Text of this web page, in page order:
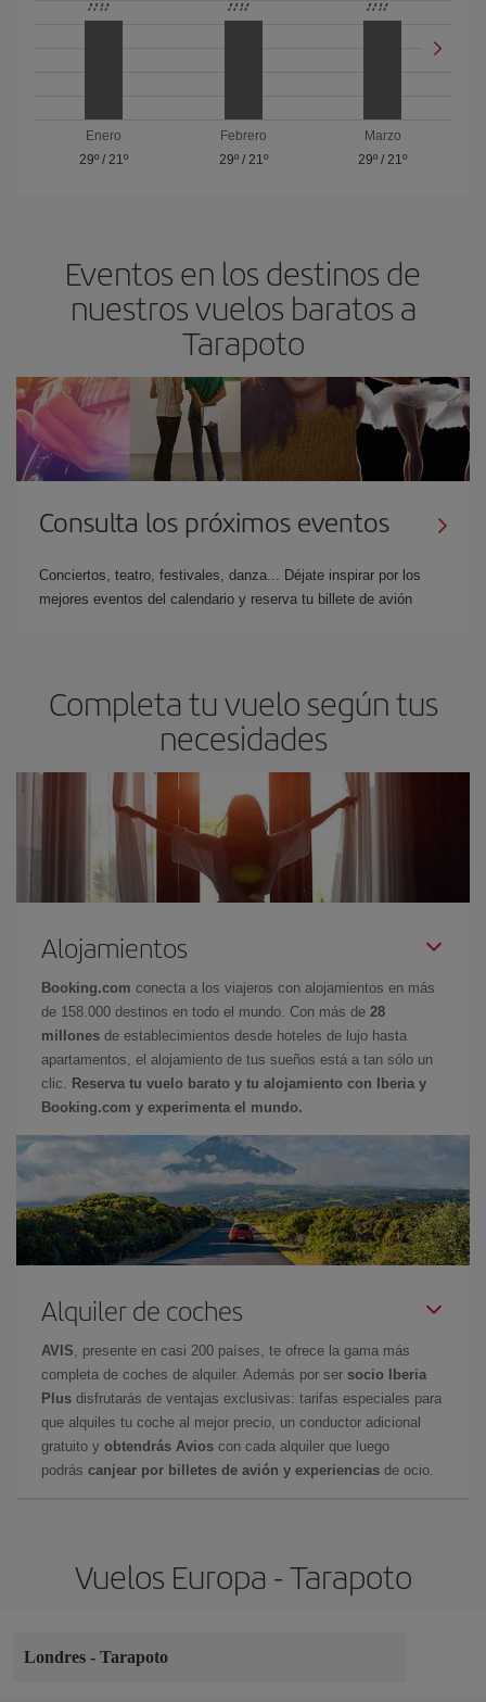
Enero
29º/ 21º
Febrero
29º/ 21º
Marzo
29º / 21º
Eventos en los destinos de
nuestros vuelos baratos a
Tarapoto
Consulta los próximos eventos
Conciertos, teatro, festivales, danza... Déjate inspirar por los
mejores eventos del calendario y reserva tu billete de avión
Completa tu vuelo según tus
necesidades
Alojamientos
Booking.com conecta a los viajeros con alojamientos en más
de 158.000 destinos en todo el mundo. Con más de 28
millones de establecimientos desde hoteles de lujo hasta
apartamentos, el alojamiento de tus sueños está a tan sólo un
clic.
Reserva tu vuelo barato y tu alojamiento con Iberia y
Booking.com y experimenta el mundo.
Alquiler de coches
AVIS , presente en casi 200 países, te ofrece la gama más
completa de coches de alquiler. Además por ser socio Iberia
Plus disfrutarás de ventajas exclusivas: tarifas especiales para
que alquiles tu coche al mejor precio, un conductor adicional
gratuito y obtendrás Avios con cada alquiler que luego
podrás canjear por billetes de avión y experiencias de ocio.
Vuelos Europa - Tarapoto
Londres - Tarapoto